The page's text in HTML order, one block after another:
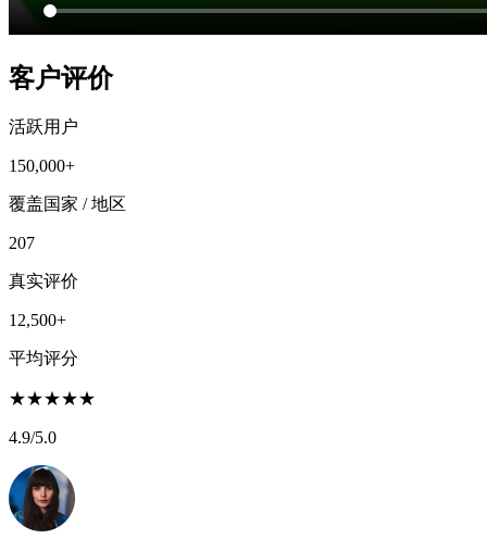
客户评价
活跃用户
150,000+
覆盖国家 / 地区
207
真实评价
12,500+
平均评分
★★★★★
4.9/5.0